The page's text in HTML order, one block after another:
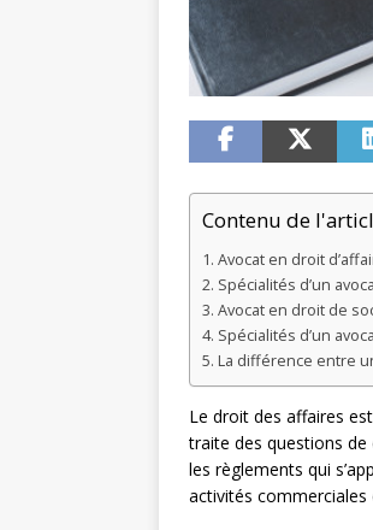
Contenu de
Avocat en droit
Spécialités d’un
Avocat en droit de
Spécialités d’un
La différence entre
Le droit des affaires
traite des questions
les règlements qui
activités commerciales